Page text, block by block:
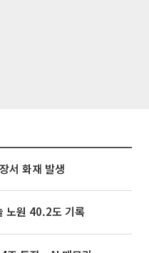
서 화재 발생
원 40.2도 기록